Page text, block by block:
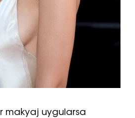
makyaj uygularsa